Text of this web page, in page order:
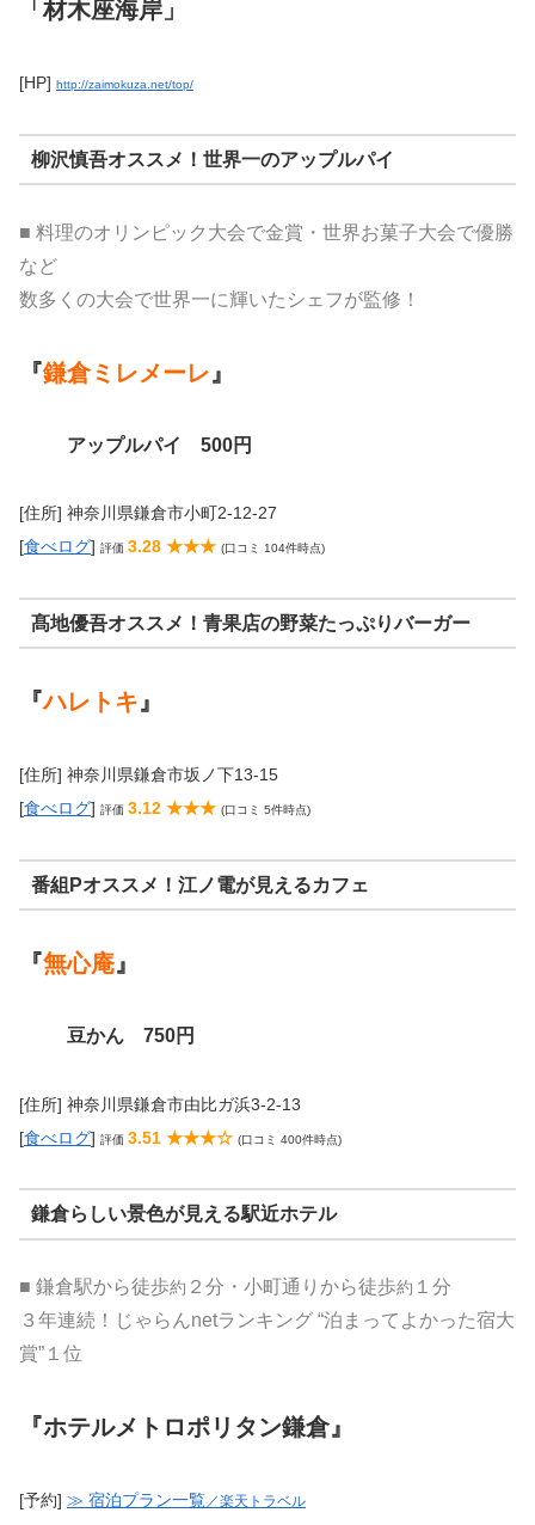
「材木座海岸」
[HP] http://zaimokuza.net/top/
柳沢慎吾オススメ！世界一のアップルパイ
■ 料理のオリンピック大会で金賞・世界お菓子大会で優勝
など
数多くの大会で世界一に輝いたシェフが監修！
『鎌倉ミレメーレ』
アップルパイ 500円
[住所] 神奈川県鎌倉市小町2-12-27
[食べログ] 評価 3.28 ★★★ (口コミ 104件時点)
髙地優吾オススメ！青果店の野菜たっぷりバーガー
『ハレトキ』
[住所] 神奈川県鎌倉市坂ノ下13-15
[食べログ] 評価 3.12 ★★★ (口コミ 5件時点)
番組Pオススメ！江ノ電が見えるカフェ
『無心庵』
豆かん 750円
[住所] 神奈川県鎌倉市由比ガ浜3-2-13
[食べログ] 評価 3.51 ★★★☆ (口コミ 400件時点)
鎌倉らしい景色が見える駅近ホテル
■ 鎌倉駅から徒歩約 ２分・小町通りから徒歩約 １分
３年連続！じゃらんnetランキング “泊まってよかった宿大
賞”１位
『ホテルメトロポリタン鎌倉』
[予約] ≫ 宿泊プラン一覧／楽天トラベル